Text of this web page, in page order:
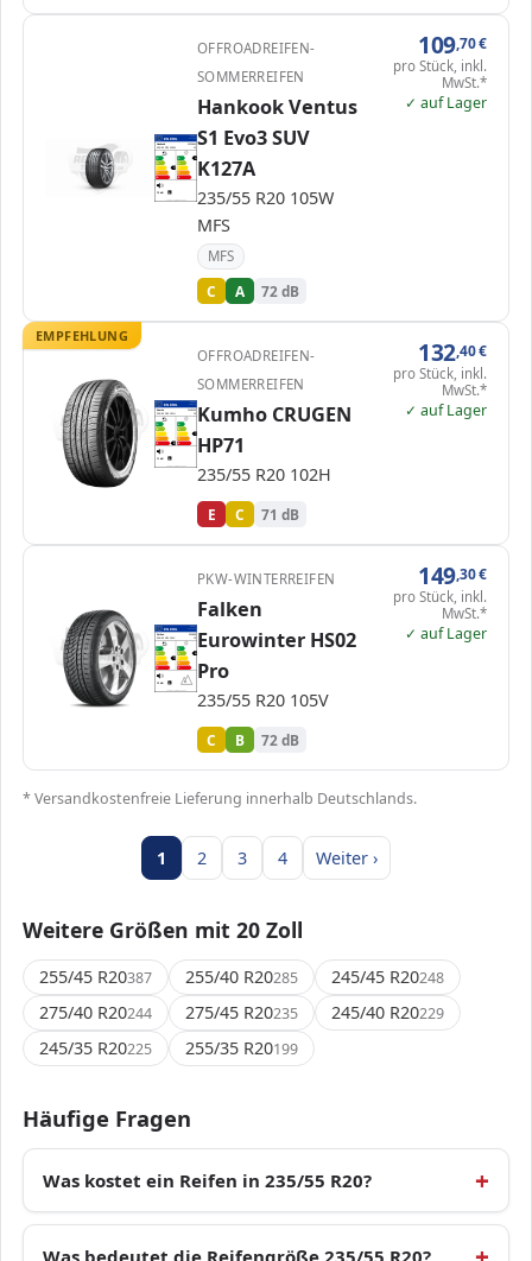
ENERG
Hankook
1025844
235/55 R20 105W
C1
C C C
72 dB B
OFFROADREIFEN-
SOMMERREIFEN
Hankook Ventus
S1 Evo3 SUV
K127A
235/55 R20 105W
MFS
MFS
C A 72 dB
109,70€
pro Stück, inkl.
MwSt.*
✓ auf Lager
EMPFEHLUNG
ENERG 438647
Kumho
2248233
235/55 R20 102H
C1
A
B
C
D
E E
A
B
C C
D
E
71 dB
OFFROADREIFEN-
SOMMERREIFEN
Kumho CRUGEN
HP71
235/55 R20 102H
E C 71 dB
132,40€
pro Stück, inkl.
MwSt.*
✓ auf Lager
ENERG 1202200
Falken
353898
235/55 R20 105V
C1
A
B
C C
D
E
A
B B
C
D
E
72 dB
PKW-WINTERREIFEN
Falken
Eurowinter HS02
Pro
235/55 R20 105V
C B 72 dB
149,30€
pro Stück, inkl.
MwSt.*
✓ auf Lager
* Versandkostenfreie Lieferung innerhalb Deutschlands.
1 2 3 4 Weiter ›
Weitere Größen mit 20 Zoll
255/45 R20387 255/40 R20285 245/45 R20248
275/40 R20244 275/45 R20235 245/40 R20229
245/35 R20225 255/35 R20199
Häufige Fragen
Was kostet ein Reifen in 235/55 R20?
Was bedeutet die Reifengröße 235/55 R20?